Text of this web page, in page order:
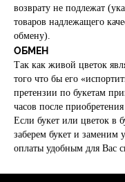
возврату не подлежат
товаров надлежащего
обмену).
ОБМЕН
Так как живой цветок
того что бы его
претензии по букетам
часов после
Если букет или цветок в
заберем букет и
оплаты удобным для Вас